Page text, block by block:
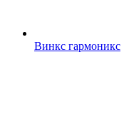
Винкс гармоникс